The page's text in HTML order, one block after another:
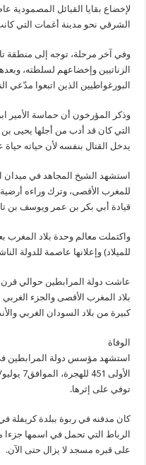
الشرقي نحو مدينة أغمات التي
وفي آخر مرحلة، توجه إلى منطقة
الزناتيين وإخضاعهم لسلطته،
البورغواطيين الذين اتبعوا مدّعي
وذكر المؤرخون أن حماسة الأمير
التي كان قد أدب من أجلها يحيى بن
يدخل القتال بنفسه لأن حياته
استشهد الشيخ المجاهد في ميدان
للمغرب الأقصى، وترك وراءه
قيادة أبي بكر بن عمر ويوسف بن
للميلاد) وإعلانها عاصمة للدولة
عاشت دولة المرابطين حوالي قرن
بلاد المغرب الأقصى والجزء
كبيرة من بلاد السودان الغربي
الوفاة
توفي على إثرها.
الرباط التي تحمل في اسمها جزءا
على قبره مسجد لا يزال حتى الآن.